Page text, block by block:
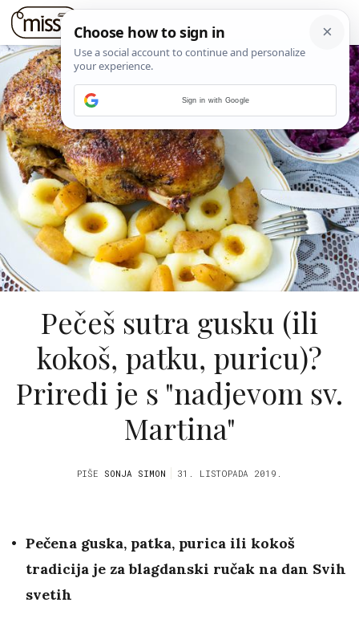
Pečeš sutra gusku (ili
kokoš, patku, puricu)?
Priredi je s "nadjevom sv.
Martina"
PIŠE SONJA SIMON 31. LISTOPADA 2019.
Pečena guska, patka, purica ili kokoš
tradicija je za blagdanski ručak na dan Svih
svetih
Sign in with Google